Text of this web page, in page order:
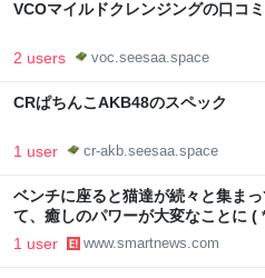
VCOマイルドクレンジングの口コ
2 users voc.seesaa.space
CRぱちんこAKB48のスペック
1 user cr-akb.seesaa.space
ベンチに座ると猫達が続々と集ま
て、癒しのパワーが大変なことに
1 user www.smartnews.com